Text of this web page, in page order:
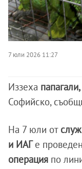
7 юли 2026 11:27
Иззеха
Софийско,
На 7 юли от
и ИАГе
операция по